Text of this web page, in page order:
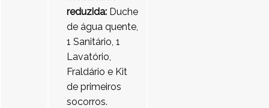
reduzida: Duche
de água quente,
1 Sanitário, 1
Lavatório,
Fraldário e Kit
de primeiros
socorros.